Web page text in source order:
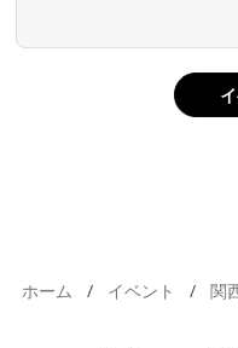
ホーム イベント 関